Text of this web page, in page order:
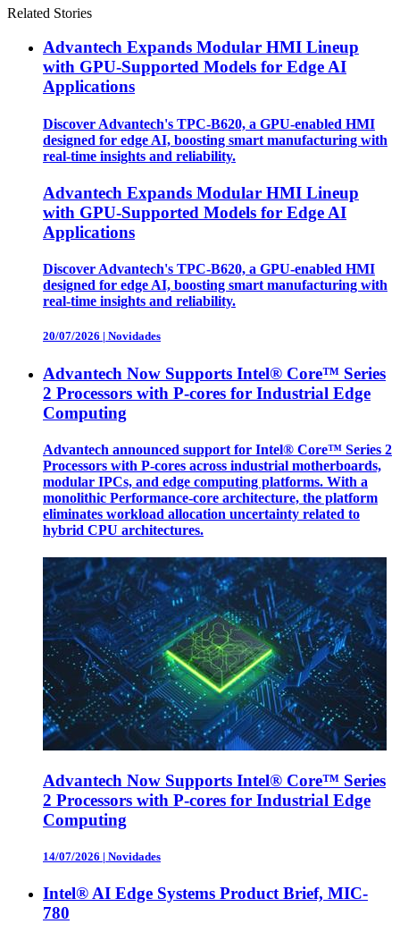
Related Stories
Advantech Expands Modular HMI Lineup
with GPU-Supported Models for Edge AI
Applications
Discover Advantech's TPC-B620, a GPU-enabled HMI
designed for edge AI, boosting smart manufacturing with
real-time insights and reliability.
Advantech Expands Modular HMI Lineup
with GPU-Supported Models for Edge AI
Applications
Discover Advantech's TPC-B620, a GPU-enabled HMI
designed for edge AI, boosting smart manufacturing with
real-time insights and reliability.
20/07/2026 | Novidades
Advantech Now Supports Intel® Core™ Series
2 Processors with P-cores for Industrial Edge
Computing
Advantech announced support for Intel® Core™ Series 2
Processors with P-cores across industrial motherboards,
modular IPCs, and edge computing platforms. With a
monolithic Performance-core architecture, the platform
eliminates workload allocation uncertainty related to
hybrid CPU architectures.
Advantech Now Supports Intel® Core™ Series
2 Processors with P-cores for Industrial Edge
Computing
14/07/2026 | Novidades
Intel® AI Edge Systems Product Brief, MIC-
780